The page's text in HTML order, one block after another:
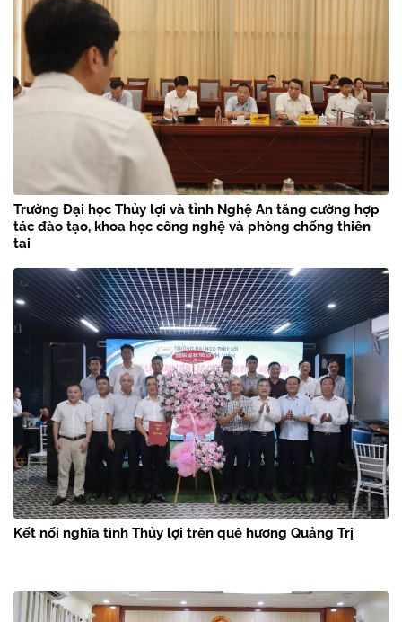
Trường Đại học Thủy lợi và tỉnh Nghệ An tăng cường hợp
tác đào tạo, khoa học công nghệ và phòng chống thiên
tai
Kết nối nghĩa tình Thủy lợi trên quê hương Quảng Trị